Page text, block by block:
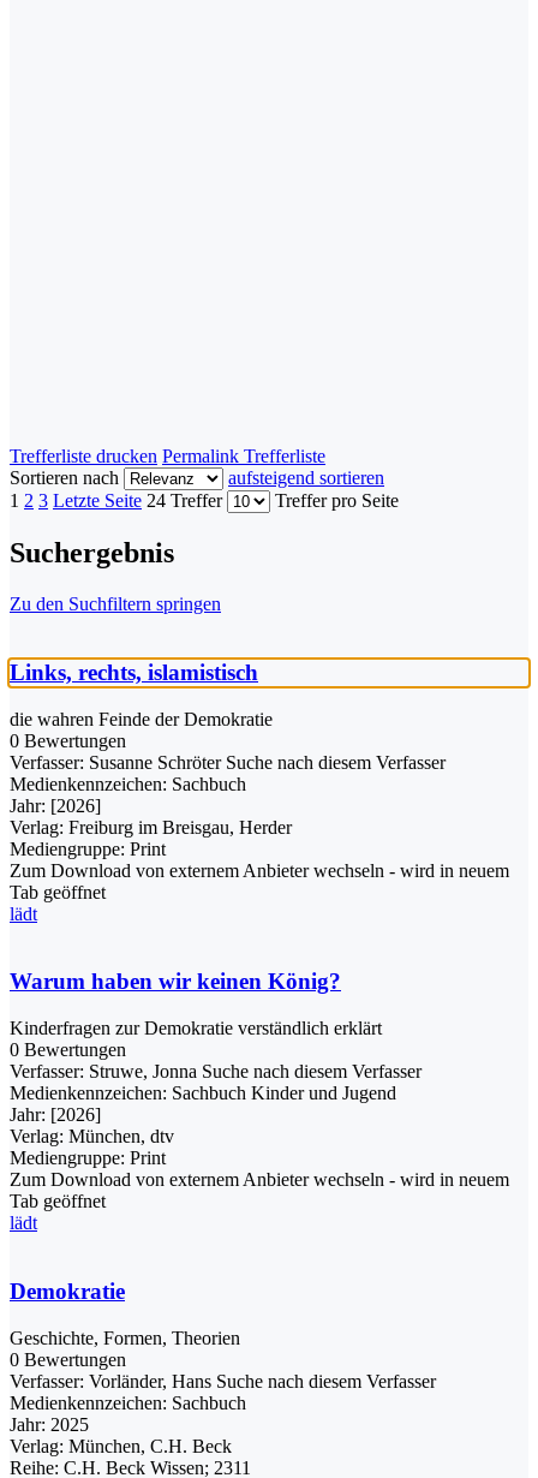
Trefferliste drucken Permalink Trefferliste
Sortieren nach
aufsteigend sortieren
1 2 3 Letzte Seite 24 Treffer Treffer pro Seite
Suchergebnis
Zu den Suchfiltern springen
Links, rechts, islamistisch
die wahren Feinde der Demokratie
0 Bewertungen
Verfasser: Susanne Schröter Suche nach diesem Verfasser
Medienkennzeichen: Sachbuch
Jahr: [2026]
Verlag: Freiburg im Breisgau, Herder
Mediengruppe: Print
Zum Download von externem Anbieter wechseln - wird in neuem
Tab geöffnet
lädt
Warum haben wir keinen König?
Kinderfragen zur Demokratie verständlich erklärt
0 Bewertungen
Verfasser: Struwe, Jonna Suche nach diesem Verfasser
Medienkennzeichen: Sachbuch Kinder und Jugend
Jahr: [2026]
Verlag: München, dtv
Mediengruppe: Print
Zum Download von externem Anbieter wechseln - wird in neuem
Tab geöffnet
lädt
Demokratie
Geschichte, Formen, Theorien
0 Bewertungen
Verfasser: Vorländer, Hans Suche nach diesem Verfasser
Medienkennzeichen: Sachbuch
Jahr: 2025
Verlag: München, C.H. Beck
Reihe: C.H. Beck Wissen; 2311